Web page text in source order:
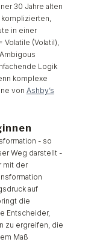
30 Jahre alten
in einer
(Volatil),
Logik
komplexe
von Ashby’s
- so
Weg darstellt -
mit der
auf
die
Entscheider,
zu ergreifen, die
Maß